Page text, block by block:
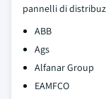
pannelli di
ABB
Ags
Alfanar Group
EAMFCO